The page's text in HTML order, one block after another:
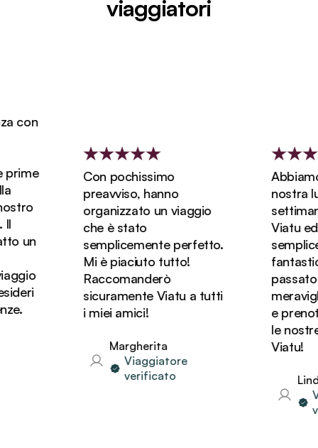
viaggiatori
Con pochissimo
preavviso, hanno
organizzato un viaggio
che è stato
semplicemente perfetto.
Mi è piaciuto tutto!
Raccomanderò
sicuramente Viatu a tutti
i miei amici!
Margherita
Viaggiatore
verificato
Abbiamo
nostra
settimane
Viatu ed è
fantastica!
passato
e
le nostre
Viatu!
Linda